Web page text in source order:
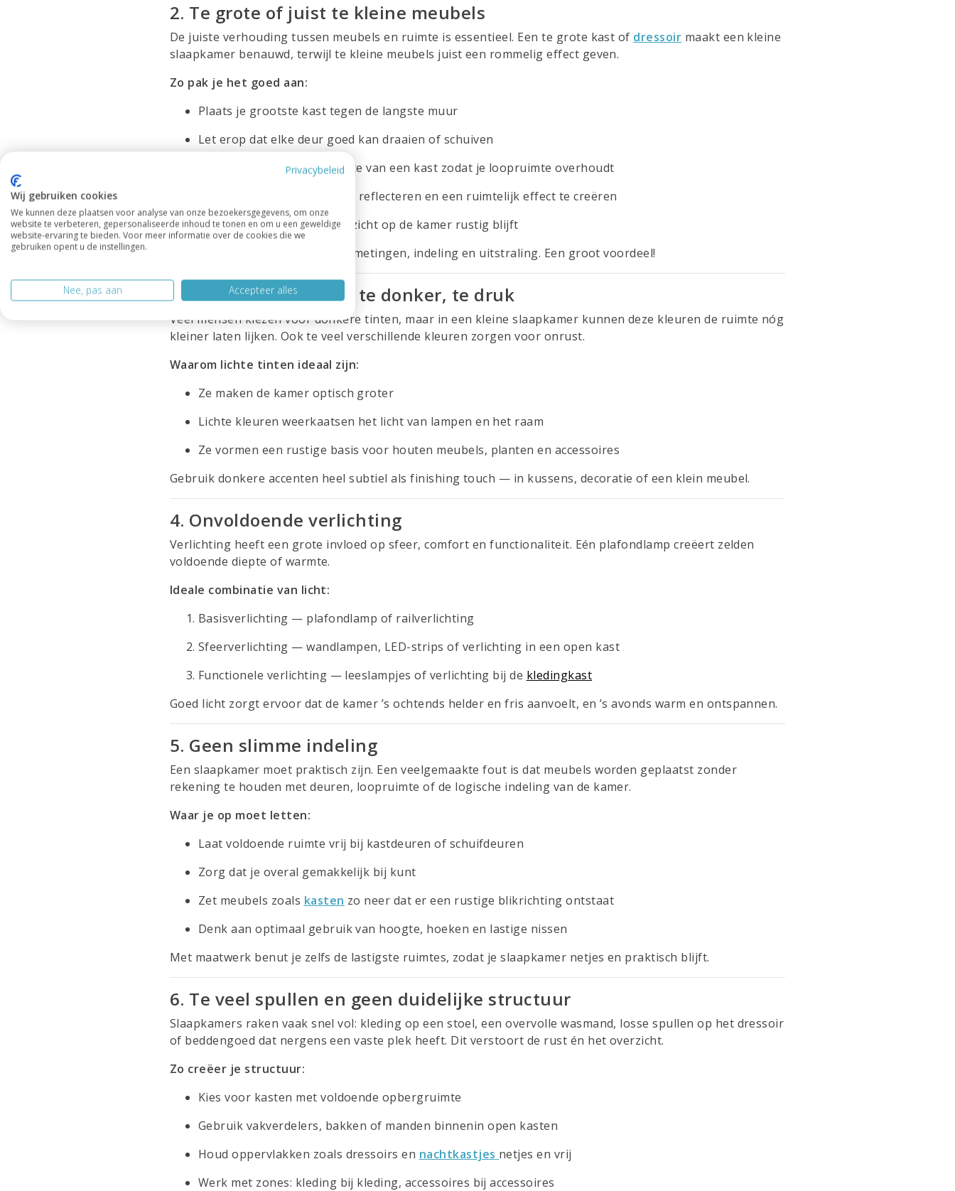
2. Te grote of juist te kleine meubels
De juiste verhouding tussen meubels en ruimte is essentieel. Een te grote kast of dressoir maakt een kleine
slaapkamer benauwd, terwijl te kleine meubels juist een rommelig effect geven.
Zo pak je het goed aan:
Plaats je grootste kast tegen de langste muur
Let erop dat elke deur goed kan draaien of schuiven
Houd rekening met de diepte van een kast zodat je loopruimte overhoudt
Gebruik spiegels om licht te reflecteren en een ruimtelijk effect te creëren
Zet meubels zo neer dat je zicht op de kamer rustig blijft
Bij maatwerk bepaal je zelf de afmetingen, indeling en uitstraling. Een groot voordeel!
3. Verkeerde kleuren: te donker, te druk
Veel mensen kiezen voor donkere tinten, maar in een kleine slaapkamer kunnen deze kleuren de ruimte nóg
kleiner laten lijken. Ook te veel verschillende kleuren zorgen voor onrust.
Waarom lichte tinten ideaal zijn:
Ze maken de kamer optisch groter
Lichte kleuren weerkaatsen het licht van lampen en het raam
Ze vormen een rustige basis voor houten meubels, planten en accessoires
Gebruik donkere accenten heel subtiel als finishing touch — in kussens, decoratie of een klein meubel.
4. Onvoldoende verlichting
Verlichting heeft een grote invloed op sfeer, comfort en functionaliteit. Eén plafondlamp creëert zelden
voldoende diepte of warmte.
Ideale combinatie van licht:
Basisverlichting — plafondlamp of railverlichting
Sfeerverlichting — wandlampen, LED-strips of verlichting in een open kast
Functionele verlichting — leeslampjes of verlichting bij de kledingkast
Goed licht zorgt ervoor dat de kamer ’s ochtends helder en fris aanvoelt, en ’s avonds warm en ontspannen.
5. Geen slimme indeling
Een slaapkamer moet praktisch zijn. Een veelgemaakte fout is dat meubels worden geplaatst zonder
rekening te houden met deuren, loopruimte of de logische indeling van de kamer.
Waar je op moet letten:
Laat voldoende ruimte vrij bij kastdeuren of schuifdeuren
Zorg dat je overal gemakkelijk bij kunt
Zet meubels zoals kasten zo neer dat er een rustige blikrichting ontstaat
Denk aan optimaal gebruik van hoogte, hoeken en lastige nissen
Met maatwerk benut je zelfs de lastigste ruimtes, zodat je slaapkamer netjes en praktisch blijft.
6. Te veel spullen en geen duidelijke structuur
Slaapkamers raken vaak snel vol: kleding op een stoel, een overvolle wasmand, losse spullen op het dressoir
of beddengoed dat nergens een vaste plek heeft. Dit verstoort de rust én het overzicht.
Zo creëer je structuur:
Kies voor kasten met voldoende opbergruimte
Gebruik vakverdelers, bakken of manden binnenin open kasten
Houd oppervlakken zoals dressoirs en nachtkastjes netjes en vrij
Werk met zones: kleding bij kleding, accessoires bij accessoires
Privacybeleid
Wij gebruiken cookies
We kunnen deze plaatsen voor analyse van onze bezoekersgegevens, om onze
website te verbeteren, gepersonaliseerde inhoud te tonen en om u een geweldige
website-ervaring te bieden. Voor meer informatie over de cookies die we
gebruiken opent u de instellingen.
Nee, pas aan Accepteer alles